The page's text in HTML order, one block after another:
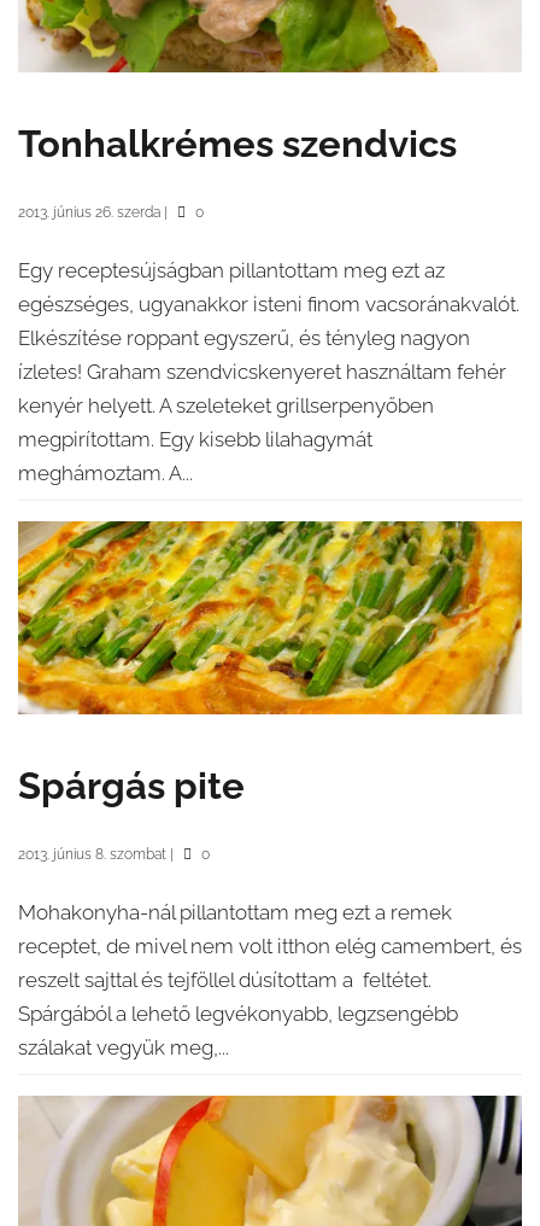
Tonhalkrémes szendvics
2013. június 26. szerda 0
Egy receptesújságban pillantottam meg ezt az
egészséges, ugyanakkor isteni finom vacsoránakvalót.
Elkészítése roppant egyszerű, és tényleg nagyon
ízletes! Graham szendvicskenyeret használtam fehér
kenyér helyett. A szeleteket grillserpenyőben
megpirítottam. Egy kisebb lilahagymát
meghámoztam. A...
Spárgás pite
2013. június 8. szombat 0
Mohakonyha-nál pillantottam meg ezt a remek
receptet, de mivel nem volt itthon elég camembert, és
reszelt sajttal és tejföllel dúsítottam a feltétet.
Spárgából a lehető legvékonyabb, legzsengébb
szálakat vegyük meg,...